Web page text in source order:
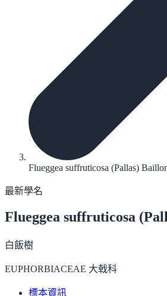
Flueggea suffruticosa (Pallas)
最新學名
Flueggea suffruticosa
白飯樹
EUPHORBIACEAE 大戟科
標本資訊